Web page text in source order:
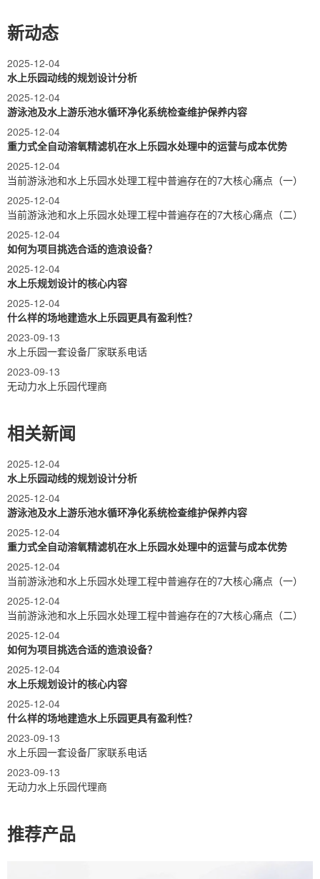
新动态
2025-12-04
水上乐园动线的规划设计分析
2025-12-04
游泳池及水上游乐池水循环净化系统检查维护保养内容
2025-12-04
重力式全自动溶氧精滤机在水上乐园水处理中的运营与成本优势
2025-12-04
当前游泳池和水上乐园水处理工程中普遍存在的7大核心痛点（一）
2025-12-04
当前游泳池和水上乐园水处理工程中普遍存在的7大核心痛点（二）
2025-12-04
如何为项目挑选合适的造浪设备？
2025-12-04
水上乐规划设计的核心内容
2025-12-04
什么样的场地建造水上乐园更具有盈利性？
2023-09-13
水上乐园一套设备厂家联系电话
2023-09-13
无动力水上乐园代理商
相关新闻
2025-12-04
水上乐园动线的规划设计分析
2025-12-04
游泳池及水上游乐池水循环净化系统检查维护保养内容
2025-12-04
重力式全自动溶氧精滤机在水上乐园水处理中的运营与成本优势
2025-12-04
当前游泳池和水上乐园水处理工程中普遍存在的7大核心痛点（一）
2025-12-04
当前游泳池和水上乐园水处理工程中普遍存在的7大核心痛点（二）
2025-12-04
如何为项目挑选合适的造浪设备？
2025-12-04
水上乐规划设计的核心内容
2025-12-04
什么样的场地建造水上乐园更具有盈利性？
2023-09-13
水上乐园一套设备厂家联系电话
2023-09-13
无动力水上乐园代理商
推荐产品